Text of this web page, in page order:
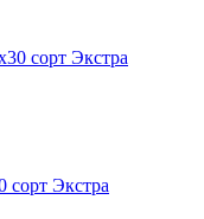
сорт Экстра